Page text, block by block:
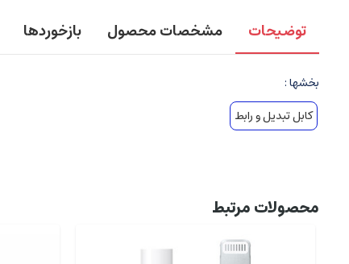
توضیحات مشخصات محصول بازخوردها
بخشها :
کابل تبدیل و رابط
محصولات مرتبط